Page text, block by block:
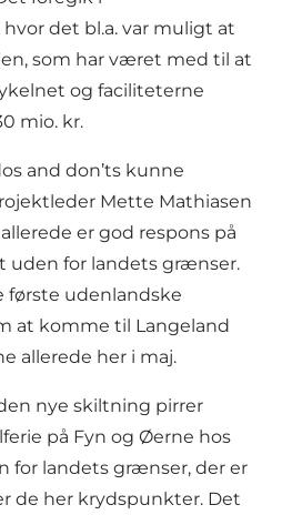
det bl.a. var muligt at
som har været med til at
og faciliteterne
mio. kr.
and don’ts kunne
Mette Mathiasen
er god respons på
uden for landets grænser.
første udenlandske
at komme til Langeland
allerede her i maj.
nye skiltning pirrer
på Fyn og Øerne hos
for landets grænser, der er
de her krydspunkter. Det